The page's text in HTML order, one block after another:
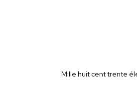
Mille huit cent trente